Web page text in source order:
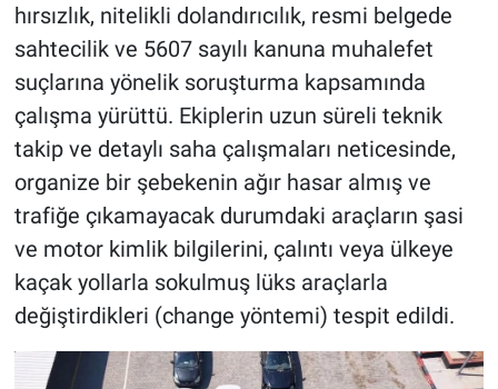
hırsızlık, nitelikli dolandırıcılık, resmi belgede
sahtecilik ve 5607 sayılı kanuna muhalefet
suçlarına yönelik soruşturma kapsamında
çalışma yürüttü. Ekiplerin uzun süreli teknik
takip ve detaylı saha çalışmaları neticesinde,
organize bir şebekenin ağır hasar almış ve
trafiğe çıkamayacak durumdaki araçların şasi
ve motor kimlik bilgilerini, çalıntı veya ülkeye
kaçak yollarla sokulmuş lüks araçlarla
değiştirdikleri (change yöntemi) tespit edildi.